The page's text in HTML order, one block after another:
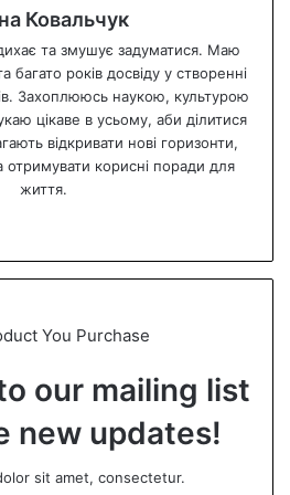
Ковальчук
та змушує задуматися. Маю
багато років досвіду у створенні
Захоплююсь наукою, культурою
цікаве в усьому, аби ділитися
відкривати нові горизонти,
отримувати корисні поради для
життя.
te
You Purchase
our mailing list
new updates!
sit amet, consectetur.